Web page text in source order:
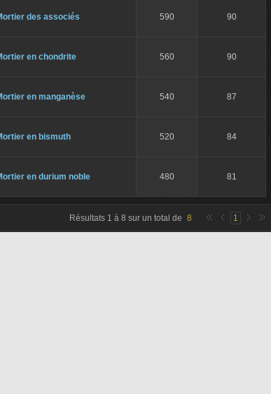
des associés 590 90
en chondrite 560 90
en manganèse 540 87
en bismuth 520 84
en durium noble 480 81
Résultats 1 à 8 sur un total de 8 1